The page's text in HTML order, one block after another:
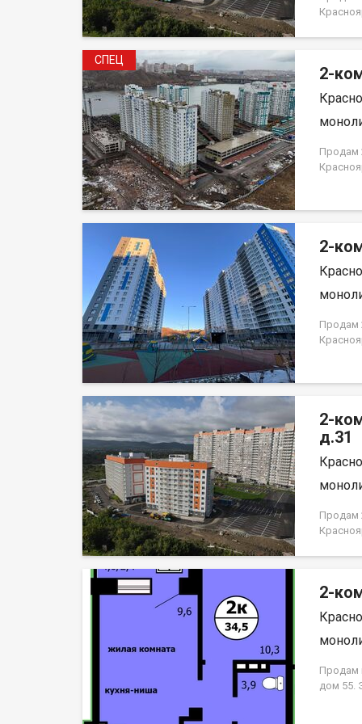
детьми
благ.
Полное
СПЕЦ
2-
Продам
2-
Продам
2-
д.31
Продам
2-
Продам
дом 55.